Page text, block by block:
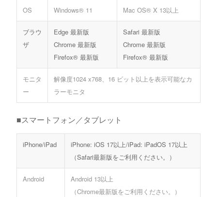
OS Windows® 11 Mac OS® X 13以上
ブラウ
ザ
Edge 最新版
Chrome 最新版
Firefox® 最新版
Safari 最新版
Chrome 最新版
Firefox® 最新版
モニタ
ー
解像度1024 x768、16 ビット以上を表示可能なカ
ラーモニタ
■スマートフォン／タブレット
iPhone/iPad
iPhone: iOS 17以上/iPad: iPadOS 17以上
（Safari最新版をご利用ください。）
Android
Android 13以上
（Chrome最新版をご利用ください。）